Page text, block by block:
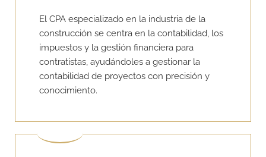
El CPA especializado en la industria de la
construcción se centra en la contabilidad, los
impuestos y la gestión financiera para
contratistas, ayudándoles a gestionar la
contabilidad de proyectos con precisión y
conocimiento.